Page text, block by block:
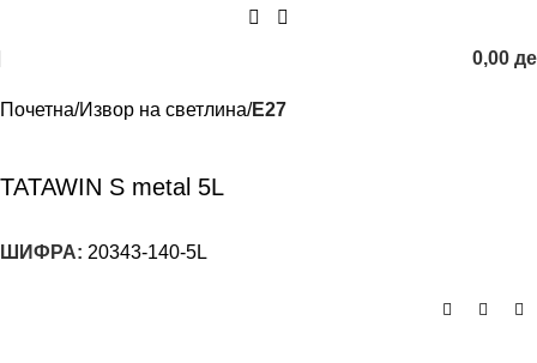
0,00
Почетна Извор на светлина E27
TATAWIN S metal 5L
ШИФРА: 20343-140-5L